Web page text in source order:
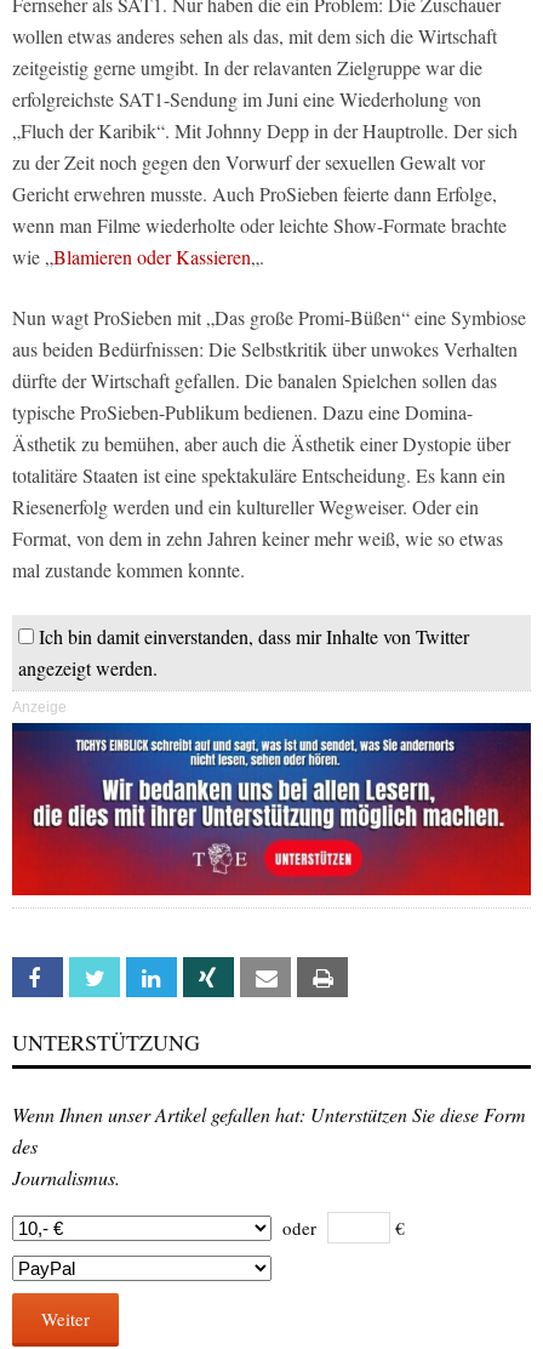
wollen etwas anderes sehen als das, mit dem sich die Wirtschaft
zeitgeistig gerne umgibt. In der relavanten Zielgruppe war die
erfolgreichste SAT1-Sendung im Juni eine Wiederholung von
„Fluch der Karibik“. Mit Johnny Depp in der Hauptrolle. Der sich
zu der Zeit noch gegen den Vorwurf der sexuellen Gewalt vor
Gericht erwehren musste. Auch ProSieben feierte dann Erfolge,
wenn man Filme wiederholte oder leichte Show-Formate brachte
wie „Blamieren oder Kassieren„.
Nun wagt ProSieben mit „Das große Promi-Büßen“ eine Symbiose
aus beiden Bedürfnissen: Die Selbstkritik über unwokes Verhalten
dürfte der Wirtschaft gefallen. Die banalen Spielchen sollen das
typische ProSieben-Publikum bedienen. Dazu eine Domina-
Ästhetik zu bemühen, aber auch die Ästhetik einer Dystopie über
totalitäre Staaten ist eine spektakuläre Entscheidung. Es kann ein
Riesenerfolg werden und ein kultureller Wegweiser. Oder ein
Format, von dem in zehn Jahren keiner mehr weiß, wie so etwas
mal zustande kommen konnte.
Ich bin damit einverstanden, dass mir Inhalte von Twitter
angezeigt werden.
Anzeige
Facebook Twitter Linkedin Xing Email
UNTERSTÜTZUNG
Wenn Ihnen unser Artikel gefallen hat: Unterstützen Sie diese Form
des
Journalismus.
oder €
Weiter